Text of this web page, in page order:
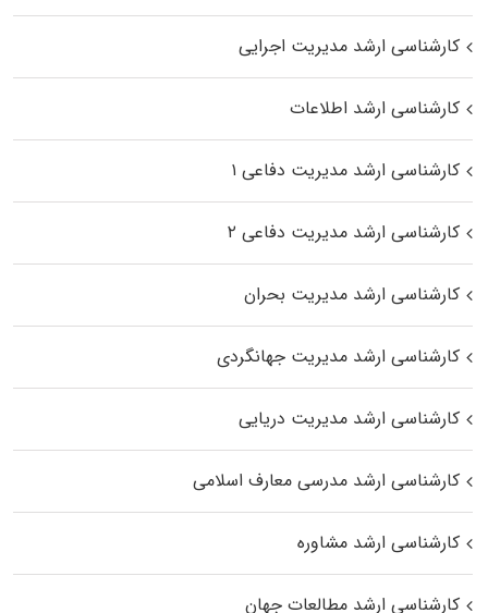
کارشناسی ارشد مدیریت اجرایی
کارشناسی ارشد اطلاعات
کارشناسی ارشد مدیریت دفاعی ۱
کارشناسی ارشد مدیریت دفاعی ۲
کارشناسی ارشد مدیریت بحران
کارشناسی ارشد مدیریت جهانگردی
کارشناسی ارشد مدیریت دریایی
کارشناسی ارشد مدرسی معارف اسلامی
کارشناسی ارشد مشاوره
کارشناسی ارشد مطالعات جهان